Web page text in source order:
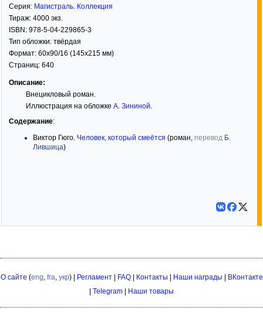
Серия: Магистраль. Коллекция
Тираж: 4000 экз.
ISBN: 978-5-04-229865-3
Тип обложки: твёрдая
Формат: 60x90/16 (145x215 мм)
Страниц: 640
Описание:
Внецикловый роман.
Иллюстрация на обложке А. Зининой.
Содержание:
Виктор Гюго. Человек, который смеётся (роман, перевод Б.
Лившица)
О сайте (eng, fra, укр) | Регламент| FAQ| Контакты Наши награды
ВКонтакте
Telegram Наши товары